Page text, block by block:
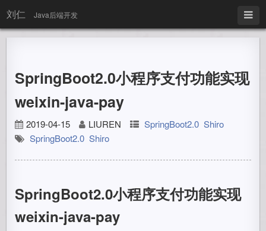
刘仁 Java后端开发
SpringBoot2.0小程序支付功能实现
weixin-java-pay
2019-04-15 LIUREN SpringBoot2.0 Shiro
SpringBoot2.0 Shiro
SpringBoot2.0小程序支付功能实现
weixin-java-pay